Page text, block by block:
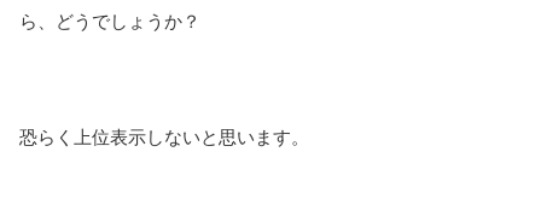
ら、どうでしょうか？
恐らく上位表示しないと思います。